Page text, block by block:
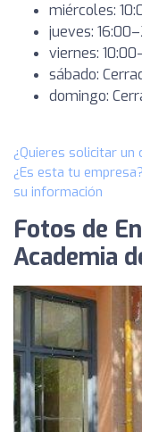
miércoles:
jueves:
viernes:
sábado:
domingo:
¿Quieres solicitar un
¿Es esta tu
su información
Fotos de
Academia